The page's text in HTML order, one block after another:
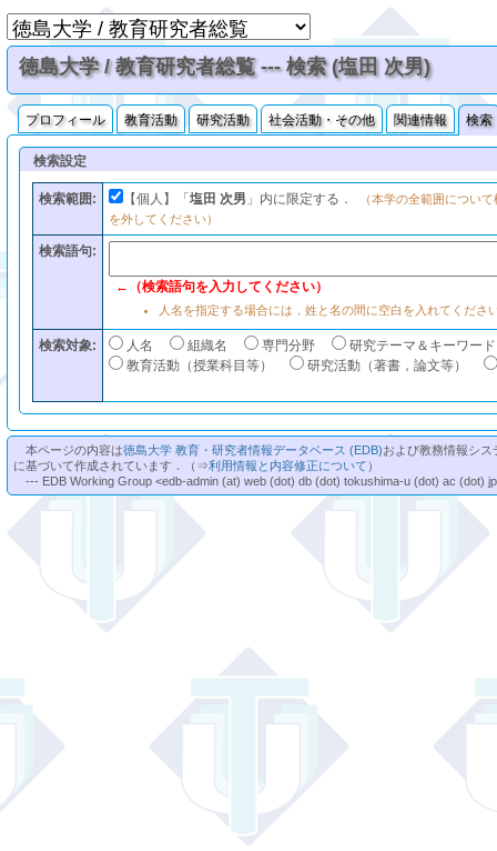
徳島大学 / 教育研究者総覧 --- 検索 (塩田 次男)
プロフィール 教育活動 研究活動 社会活動・その他 関連情報 検索
検索設定
検索範囲: 【個人】「 塩田 次男 」内に限定する．
（本学の全範囲につい
を外してください）
検索語句:
←（検索語句を入力してください）
人名を指定する場合には，姓と名の間に空白を入れてくださ
検索対象: 人名 組織名 専門分野
研究テーマ＆キーワード
教育活動（授業科目等）
研究活動（著書，論文等）
本ページの内容は徳島大学 教育・研究者情報データベース (EDB)および教務情報シ
に基づいて作成されています．（⇒利用情報と内容修正について ）
--- EDB Working Group <edb-admin (at) web (dot) db (dot) tokushima-u (dot) ac (dot)